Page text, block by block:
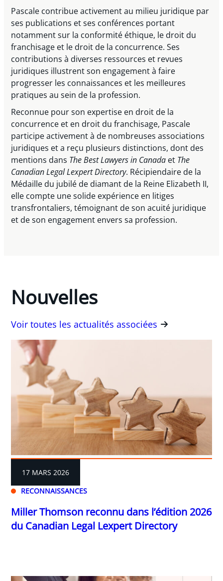
Pascale contribue activement au milieu juridique par
ses publications et ses conférences portant
notamment sur la conformité éthique, le droit du
franchisage et le droit de la concurrence. Ses
contributions à diverses ressources et revues
juridiques illustrent son engagement à faire
progresser les connaissances et les meilleures
pratiques au sein de la profession.
Reconnue pour son expertise en droit de la
concurrence et en droit du franchisage, Pascale
participe activement à de nombreuses associations
juridiques et a reçu plusieurs distinctions, dont des
mentions dans The Best Lawyers in Canada et The
Canadian Legal Lexpert Directory. Récipiendaire de la
Médaille du jubilé de diamant de la Reine Elizabeth II,
elle compte une solide expérience en litiges
transfrontaliers, témoignant de son acuité juridique
et de son engagement envers sa profession.
Nouvelles
Voir toutes les actualités associées
RECONNAISSANCES
17 MARS 2026
Miller Thomson reconnu dans l’édition 2026
du Canadian Legal Lexpert Directory